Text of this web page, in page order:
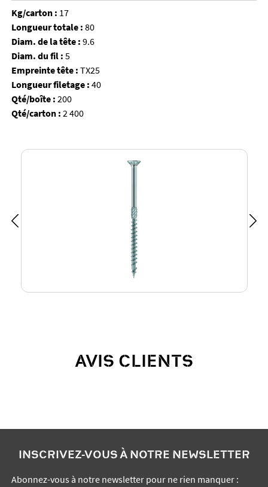
Kg/carton : 17
Longueur totale : 80
Diam. de la tête : 9.6
Diam. du fil : 5
Empreinte tête : TX25
Longueur filetage : 40
Qté/boîte : 200
Qté/carton : 2 400
AVIS CLIENTS
INSCRIVEZ-VOUS À NOTRE NEWSLETTER
Abonnez-vous à notre newsletter pour ne rien manquer :